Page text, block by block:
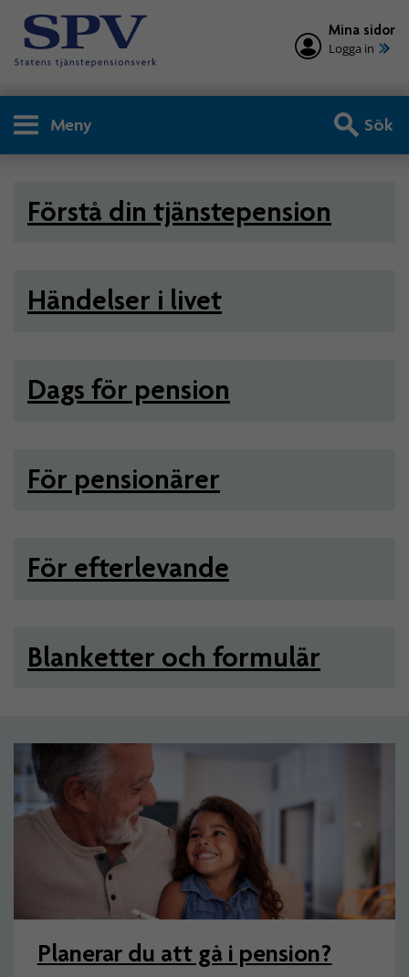
Mina sidor
Logga in
Meny Sök
Privatperson -
Förstå din tjänstepension
Händelser i livet
Dags för pension
För pensionärer
För efterlevande
Blanketter och formulär
Artiklar
Planerar du att gå i pension?